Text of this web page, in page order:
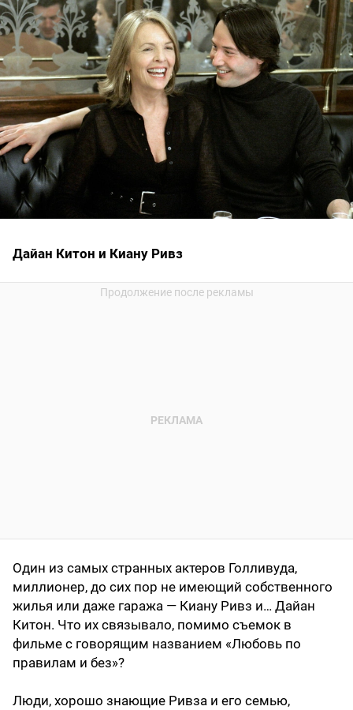
Дайан Китон и Киану Ривз
Один из самых странных актеров Голливуда,
миллионер, до сих пор не имеющий собственного
жилья или даже гаража — Киану Ривз и… Дайан
Китон. Что их связывало, помимо съемок в
фильме с говорящим названием «Любовь по
правилам и без»?
Люди, хорошо знающие Ривза и его семью,